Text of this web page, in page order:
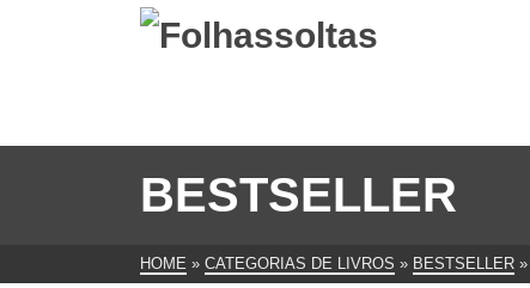
BESTSELLER
HOME » CATEGORIAS DE LIVROS » BESTSELLER »